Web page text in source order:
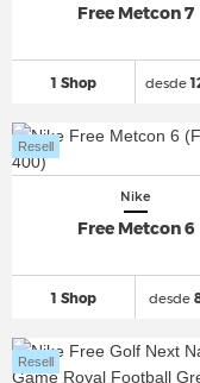
Free Metcon 7
1 Shop desde
Nike
Free Metcon 6
1 Shop
Resell
desde
Resell